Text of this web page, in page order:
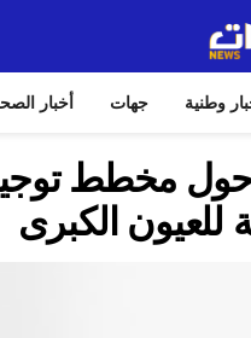
وطنية جهات أخبار
حول مخطط توجيه
للعيون الكبرى